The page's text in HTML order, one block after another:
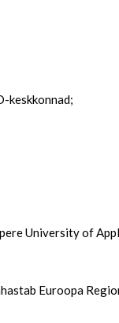
keskkonnad;
University of
Euroopa